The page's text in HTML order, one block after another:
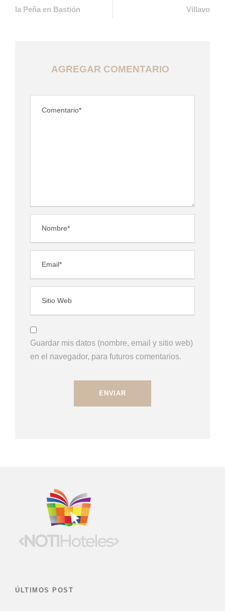
la Peña en Bastión
Villavo
AGREGAR COMENTARIO
Guardar mis datos (nombre, email y sitio web)
en el navegador, para futuros comentarios.
ÚLTIMOS POST